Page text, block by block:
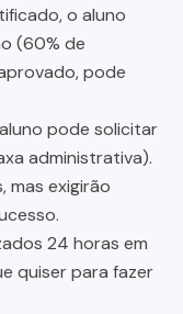
o aluno
(60% de
pode
pode solicitar
administrativa).
mas exigirão
24 horas em
quiser para fazer